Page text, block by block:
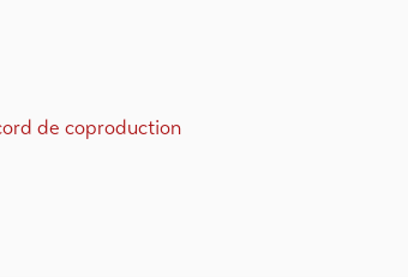
de coproduction